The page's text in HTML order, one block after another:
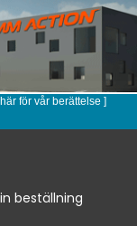
för vår berättelse ]
beställning